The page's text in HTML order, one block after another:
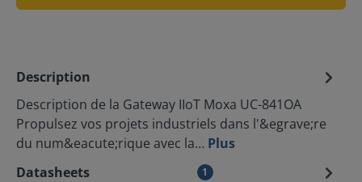
Description
Description de la Gateway IIoT Moxa UC-841OA
Propulsez vos projets industriels dans l'&egrave;re
du num&eacute;rique avec la… Plus
Datasheets
1